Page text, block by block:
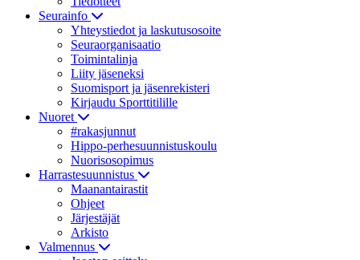
Seurainfo
Yhteystiedot ja laskutusosoite
Seuraorganisaatio
Toimintalinja
Liity jäseneksi
Suomisport ja jäsenrekisteri
Kirjaudu Sporttitilille
Nuoret
#rakasjunnut
Hippo-perhesuunnistuskoulu
Nuorisosopimus
Harrastesuunnistus
Maanantairastit
Ohjeet
Järjestäjät
Arkisto
Valmennus